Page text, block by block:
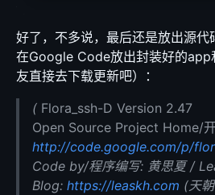
好了，不多说，最后还是放出源代
在Google Code放出封装好的app
友直接去下载更新吧）：
( Flora_ssh-D Version 2.47
Open Source Project Home/
http://code.google.com/p/
Code by/程序编写: 黄思夏 /
Blog: https://leaskh.com (天